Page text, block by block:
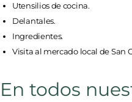
Utensilios de cocina.
Delantales.
Ingredientes.
Visita al mercado local de San
En todos